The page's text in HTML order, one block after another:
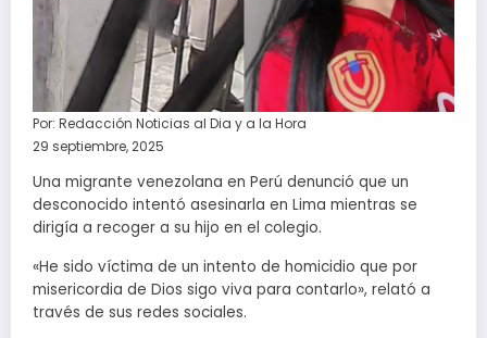
Por: Redacción Noticias al Dia y a la Hora
29 septiembre, 2025
Una migrante venezolana en Perú denunció que un
desconocido intentó asesinarla en Lima mientras se
dirigía a recoger a su hijo en el colegio.
«He sido víctima de un intento de homicidio que por
misericordia de Dios sigo viva para contarlo», relató a
través de sus redes sociales.